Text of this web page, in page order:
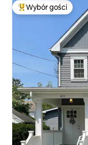
Najpopularniejsze z
Wybór gości